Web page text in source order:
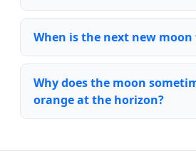
When is the next new moon
Why does the moon
orange at the horizon?